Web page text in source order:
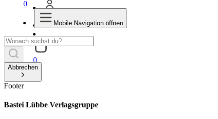
0
0
Mobile Navigation öffnen
Abbrechen
Footer
Bastei Lübbe Verlagsgruppe